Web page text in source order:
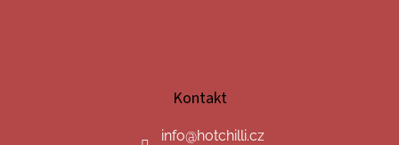
Kontakt
info@hotchilli.cz